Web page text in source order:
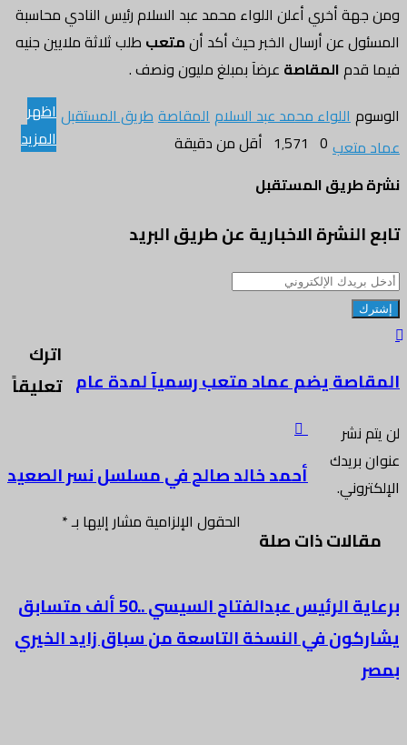
ومن جهة أخري أعلن اللواء محمد عبد السلام رئيس النادي محاسبة
المسئول عن أرسال الخبر حيث أكد أنمتعب طلب ثلاثة ملايين جنيه
فيما قدمالمقاصة عرضآ بمبلغ مليون ونصف .
الوسوماللواء محمد عبد السلامالمقاصةطريق المستقبل
عماد متعب 0 أقل من دقيقة
اظهر
المزيد
نشرة طريق المستقبل
تابع النشرة الاخبارية عن طريق البريد
أدخل
بريدك
الإلكتروني
المقاصة يضم عماد متعب رسميآ لمدة عام
أحمد خالد صالح في مسلسل نسر الصعيد
مقالات ذات صلة
برعاية الرئيس عبدالفتاح السيسي ..50 ألف متسابق
يشاركون في النسخة التاسعة من سباق زايد الخيري
بمصر
اترك
تعليقاً
لن يتم نشر
عنوان بريدك
الإلكتروني.
الحقول الإلزامية مشار إليها بـ*